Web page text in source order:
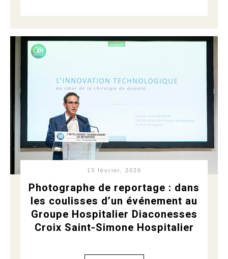
13 février, 2026
Photographe de reportage : dans
les coulisses d’un événement au
Groupe Hospitalier Diaconesses
Croix Saint-Simone Hospitalier